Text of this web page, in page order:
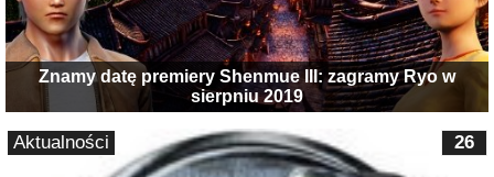
Znamy datę premiery Shenmue III: zagramy Ryo w
sierpniu 2019
26
Aktualności